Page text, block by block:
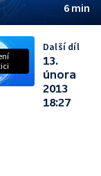
6 min
Další díl
13.
února
2013
18:27